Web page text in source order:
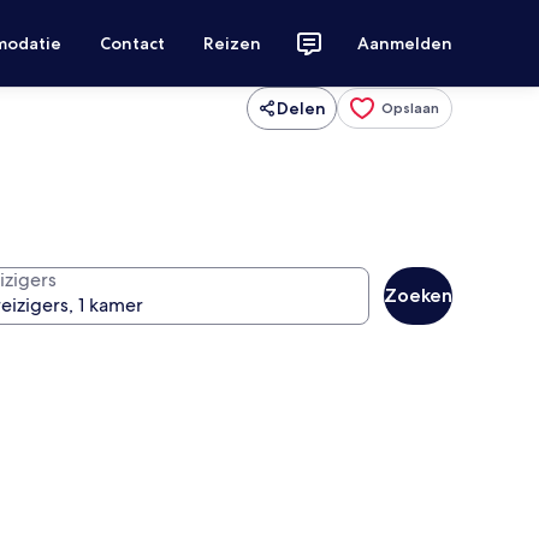
Contact Reizen Aanmelden
Delen Opslaan
Zoeken